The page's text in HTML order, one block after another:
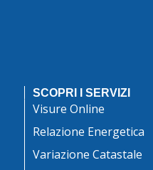
SCOPRI I SERVIZI
Visure Online
Relazione Energetica
Variazione Catastale